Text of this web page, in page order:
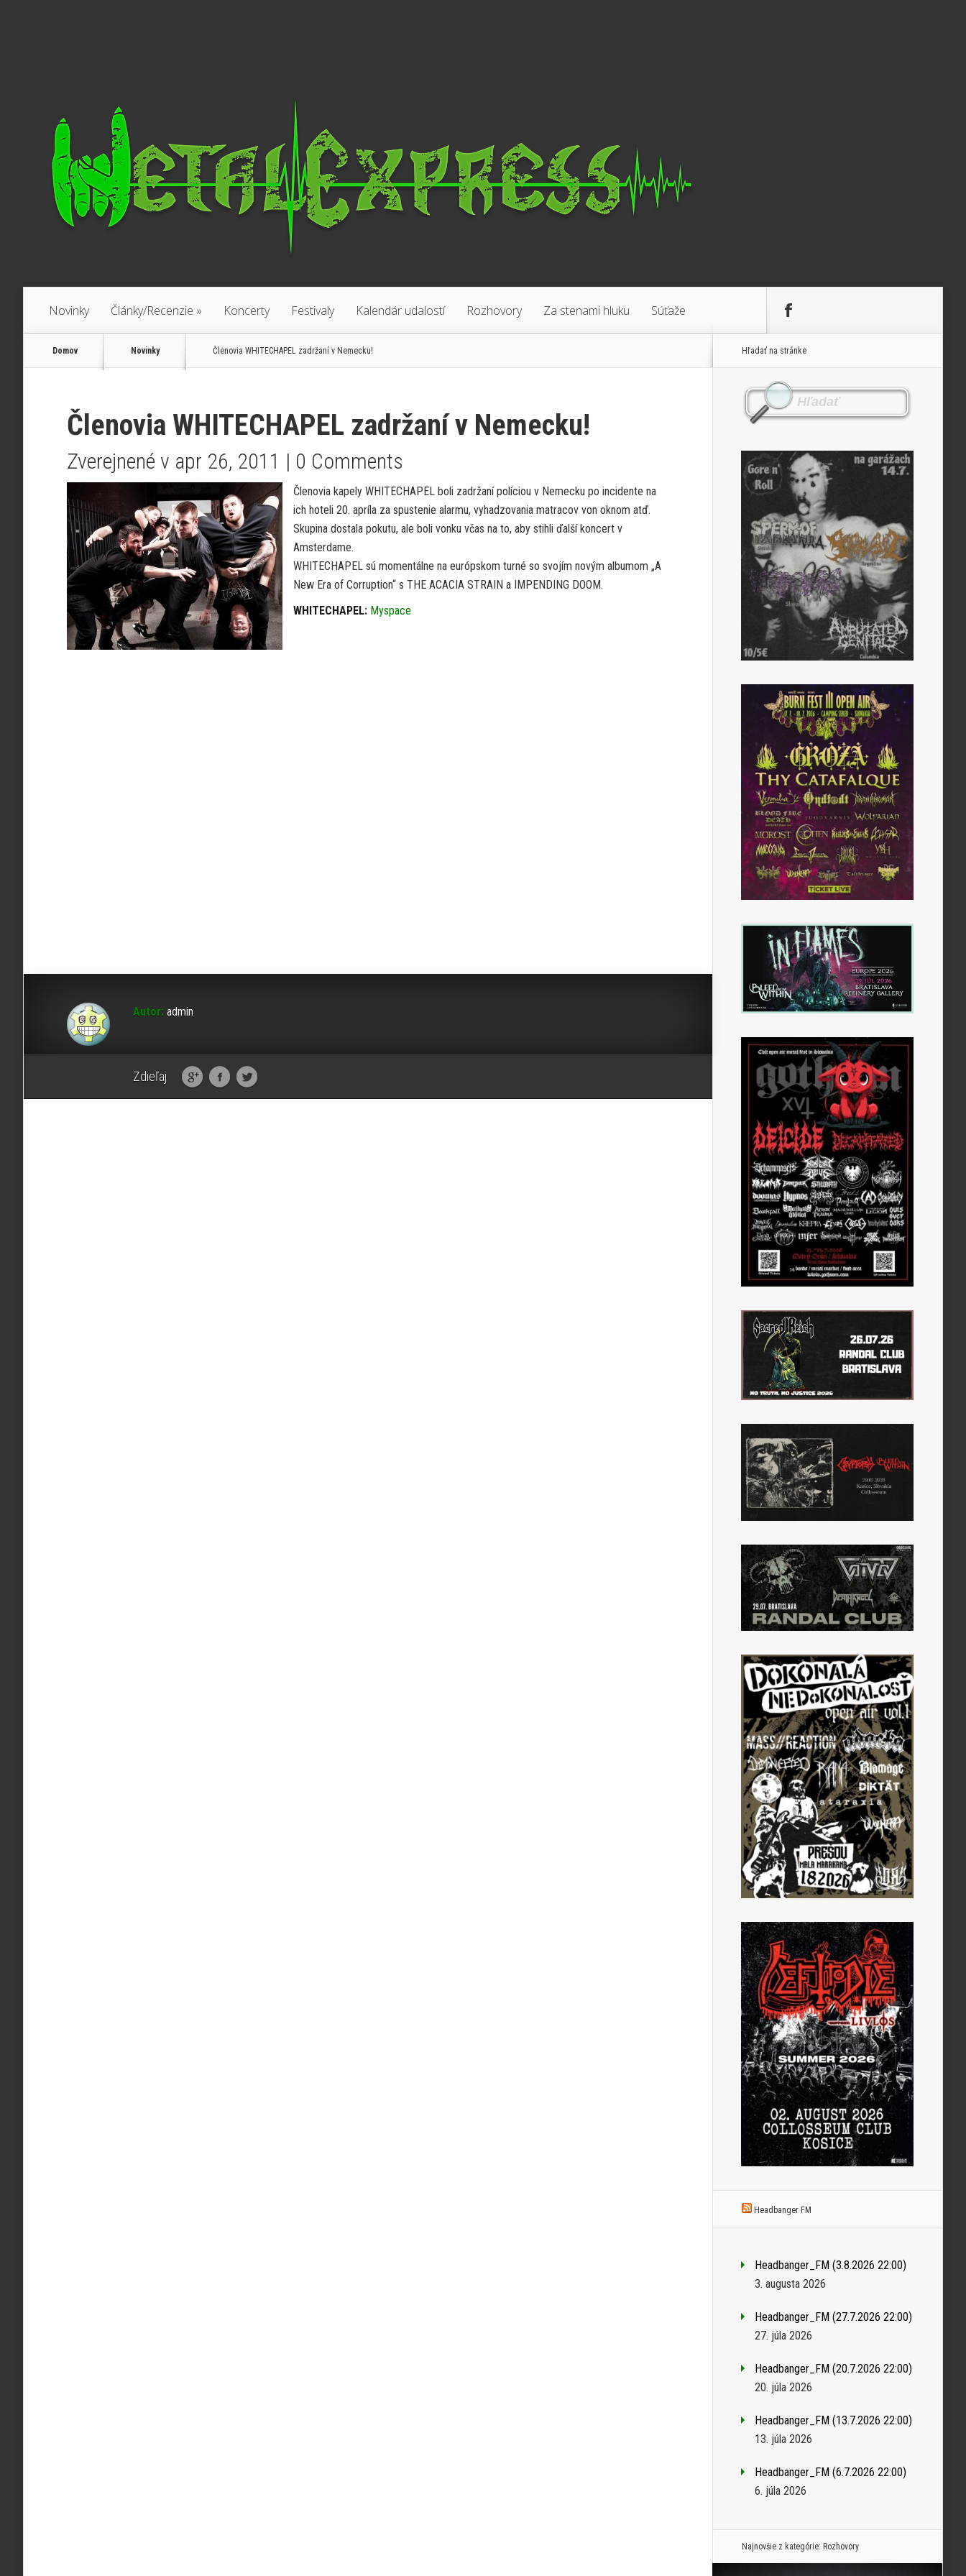
Novinky Články/Recenzie » Koncerty Festivaly Kalendár udalostí Rozhovory Za stenami hluku Súťaže
Domov Novinky Členovia WHITECHAPEL zadržaní v Nemecku!
Členovia WHITECHAPEL zadržaní v Nemecku!
Zverejnené v apr 26, 2011 | 0 Comments
Členovia kapely WHITECHAPEL boli zadržaní políciou v Nemecku po incidente na
ich hoteli 20. apríla za spustenie alarmu, vyhadzovania matracov von oknom atď.
Skupina dostala pokutu, ale boli vonku včas na to, aby stihli ďalší koncert v
Amsterdame.
WHITECHAPEL sú momentálne na európskom turné so svojím novým albumom „A
New Era of Corruption“ s THE ACACIA STRAIN a IMPENDING DOOM.
WHITECHAPEL: Myspace
Autor: admin
Zdieľaj
Hľadať na stránke
Headbanger FM
Headbanger_FM (3.8.2026 22:00)
3. augusta 2026
Headbanger_FM (27.7.2026 22:00)
27. júla 2026
Headbanger_FM (20.7.2026 22:00)
20. júla 2026
Headbanger_FM (13.7.2026 22:00)
13. júla 2026
Headbanger_FM (6.7.2026 22:00)
6. júla 2026
Najnovšie z kategórie: Rozhovory